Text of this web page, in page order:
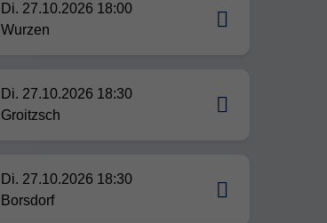
Di. 27.10.2026 18:00
Wurzen
Di. 27.10.2026 18:30
Groitzsch
Di. 27.10.2026 18:30
Borsdorf